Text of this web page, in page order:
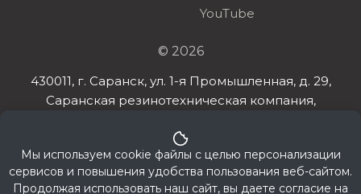
YouTube
© 2026
430011, г. Саранск, ул. 1-я Промышленная, д. 29,
Саранская резинотехническая компания,
Мы используем cookie файлы с целью персонализации
сервисов и повышения удобства пользования веб-сайтом.
Продолжая использовать наш сайт, вы даете согласие на